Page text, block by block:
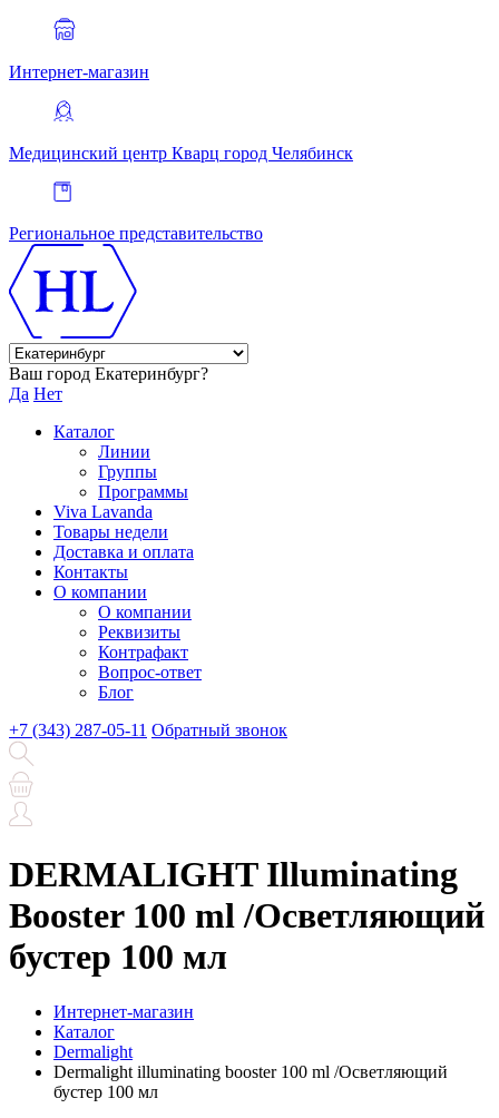
Интернет-магазин
Медицинский центр Кварц город Челябинск
Региональное представительство
Ваш город Екатеринбург?
Да Нет
Каталог
Линии
Группы
Программы
Viva Lavanda
Товары недели
Доставка и оплата
Контакты
О компании
О компании
Реквизиты
Контрафакт
Вопрос-ответ
Блог
+7 (343) 287-05-11 Обратный звонок
DERMALIGHT Illuminating
Booster 100 ml /Осветляющий
бустер 100 мл
Интернет-магазин
Каталог
Dermalight
Dermalight illuminating booster 100 ml /Осветляющий
бустер 100 мл